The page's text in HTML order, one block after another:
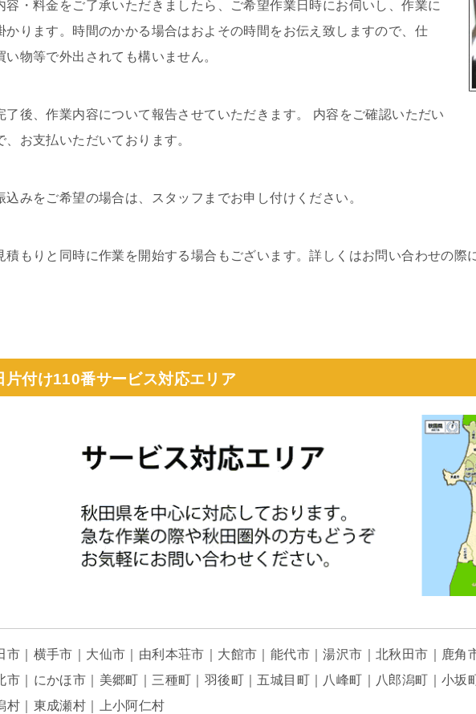
容・料金をご了承いただきましたら、ご希望作業日時にお伺いし、作業に
かります。時間のかかる場合はおよその時間をお伝え致しますので、仕
い物等で外出されても構いません。
了後、作業内容について報告させていただきます。 内容をご確認いただい
、お支払いただいております。
込みをご希望の場合は、スタッフまでお申し付けください。
もりと同時に作業を開始する場合もございます。詳しくはお問い合わせの際
片付け110番サービス対応エリア
市｜横手市｜大仙市｜由利本荘市｜大館市｜能代市｜湯沢市｜北秋田市｜鹿角
市｜にかほ市｜美郷町｜三種町｜羽後町｜五城目町｜八峰町｜八郎潟町｜小坂
村｜東成瀬村｜上小阿仁村